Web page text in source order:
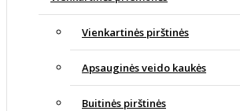
Vienkartinės pirštinės
Apsauginės veido kaukės
Buitinės pirštinės